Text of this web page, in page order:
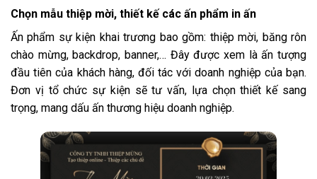
Chọn mẫu thiệp mời, thiết kế các ấn phẩm in ấn
Ấn phẩm sự kiện khai trương bao gồm: thiệp mời, băng rôn
chào mừng, backdrop, banner,… Đây được xem là ấn tượng
đầu tiên của khách hàng, đối tác với doanh nghiệp của bạn.
Đơn vị tổ chức sự kiện sẽ tư vấn, lựa chọn thiết kế sang
trọng, mang dấu ấn thương hiệu doanh nghiệp.